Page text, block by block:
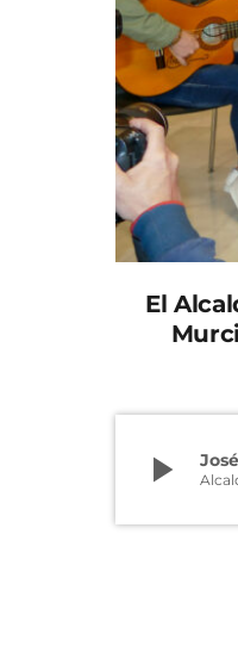
El
play_arrow